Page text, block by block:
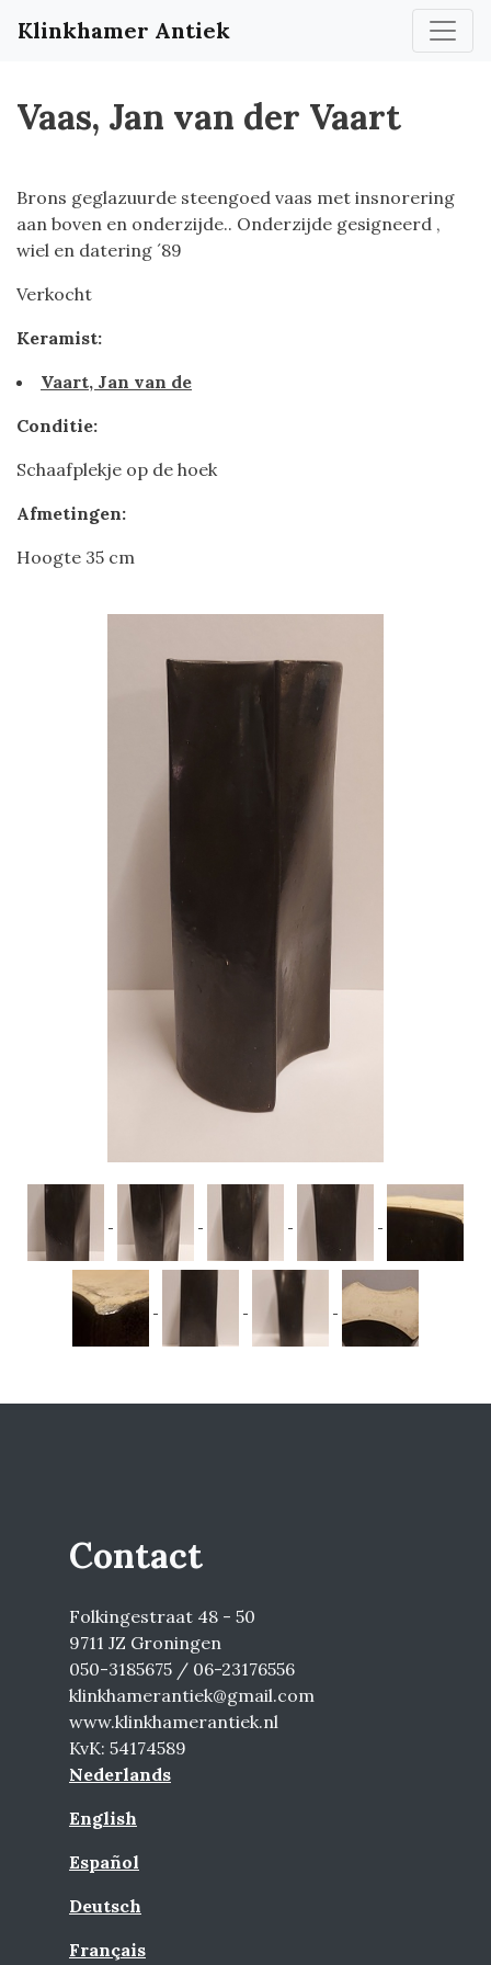
Klinkhamer Antiek
Vaas, Jan van der Vaart
Brons geglazuurde steengoed vaas met insnorering
aan boven en onderzijde.. Onderzijde gesigneerd ,
wiel en datering ´89
Verkocht
Keramist:
Vaart, Jan van de
Conditie:
Schaafplekje op de hoek
Afmetingen:
Hoogte 35 cm
Contact
Folkingestraat 48 - 50
9711 JZ Groningen
050-3185675 / 06-23176556
klinkhamerantiek@gmail.com
www.klinkhamerantiek.nl
KvK: 54174589
Nederlands
English
Español
Deutsch
Français